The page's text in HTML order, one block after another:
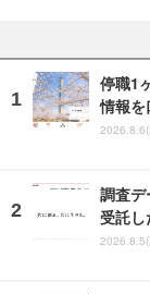
停職1
情報を
調査デ
受託し